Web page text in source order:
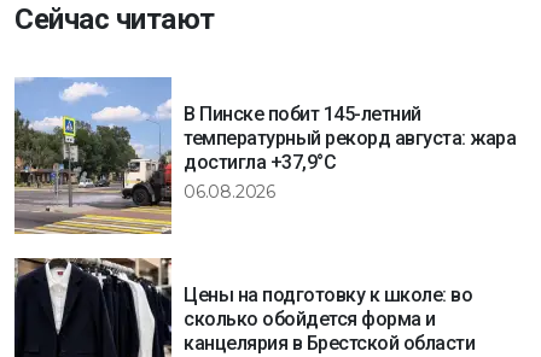
Сейчас читают
В Пинске побит 145-летний
температурный рекорд августа: жара
достигла +37,9°C
06.08.2026
Цены на подготовку к школе: во
сколько обойдется форма и
канцелярия в Брестской области